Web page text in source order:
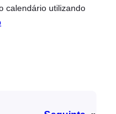
calendário utilizando